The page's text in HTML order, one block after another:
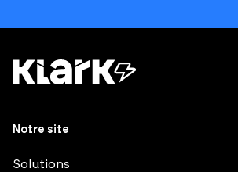
Notre site
Solutions